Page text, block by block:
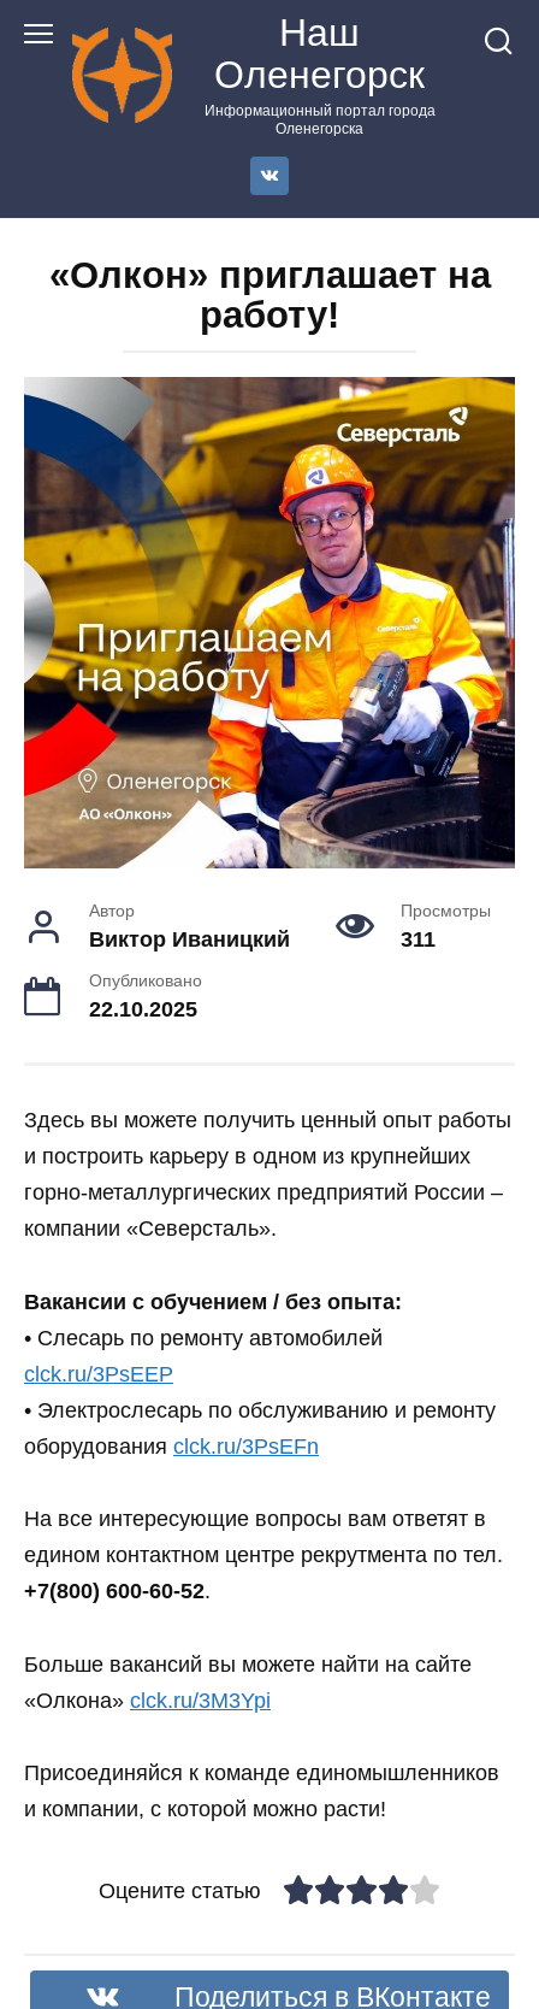
контенту
Наш
Оленегорск
Информационный портал города
Оленегорска
«Олкон» приглашает на
работу!
Автор
Виктор Иваницкий
Просмотры
311
Опубликовано
22.10.2025
Здесь вы можете получить ценный опыт работы
и построить карьеру в одном из крупнейших
горно-металлургических предприятий России –
компании «Северсталь».
Вакансии с обучением / без опыта:
• Слесарь по ремонту автомобилей
clck.ru/3PsEEP
• Электрослесарь по обслуживанию и ремонту
оборудования clck.ru/3PsEFn
На все интересующие вопросы вам ответят в
едином контактном центре рекрутмента по тел.
+7(800) 600-60-52.
Больше вакансий вы можете найти на сайте
«Олкона» clck.ru/3M3Ypi
Присоединяйся к команде единомышленников
и компании, с которой можно расти!
Оцените статью
Поделиться в ВКонтакте